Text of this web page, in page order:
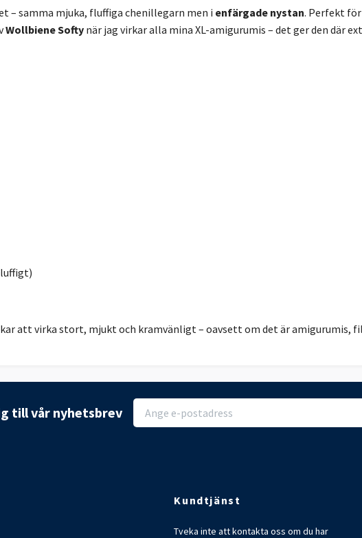
samma mjuka, fluffiga chenillegarn men i enfärgade nystan. Perfekt
Wollbiene Softy när jag virkar alla mina XL-amigurumis – det ger den där
att virka stort, mjukt och kramvänligt – oavsett om det är amigurumis,
till vår nyhetsbrev
Kundtjänst
Tveka inte att kontakta oss om du har